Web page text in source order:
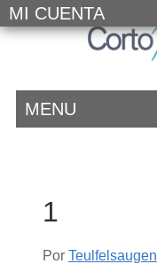
MI CUENTA
MENU
1
Por Teulfelsaugen